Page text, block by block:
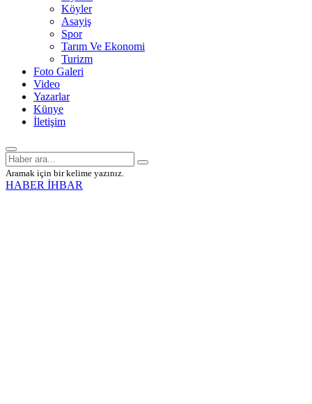
Köyler
Asayiş
Spor
Tarım Ve Ekonomi
Turizm
Foto Galeri
Video
Yazarlar
Künye
İletişim
Aramak için bir kelime yazınız.
HABER İHBAR